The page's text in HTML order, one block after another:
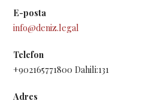
E-posta
info@deniz.legal
Telefon
+902165771800 Dahili:131
Adres